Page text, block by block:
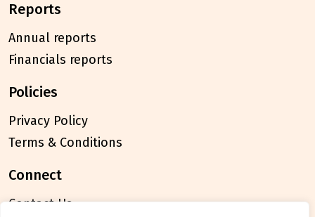
reports
Annual reports
Financials reports
policies
Privacy Policy
Terms & Conditions
connect
Contact Us